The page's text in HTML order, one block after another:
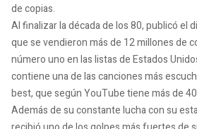
de copias.
Al finalizar la década de los 80, publicó el
que se vendieron más de 12 millones de
número uno en las listas de Estados
contiene una de las canciones más
best, que según YouTube tiene más de
Además de su constante lucha con su